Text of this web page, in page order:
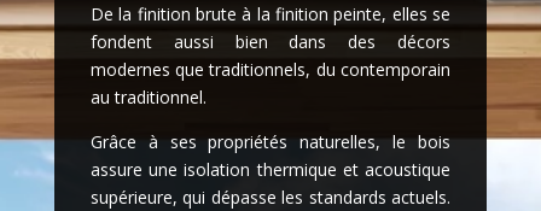
De la finition brute à la finition peinte, elles se
fondent aussi bien dans des décors
modernes que traditionnels, du contemporain
au traditionnel.
Grâce à ses propriétés naturelles, le bois
assure une isolation thermique et acoustique
supérieure, qui dépasse les standards actuels.